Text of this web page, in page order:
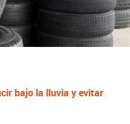
bajo la lluvia y evitar